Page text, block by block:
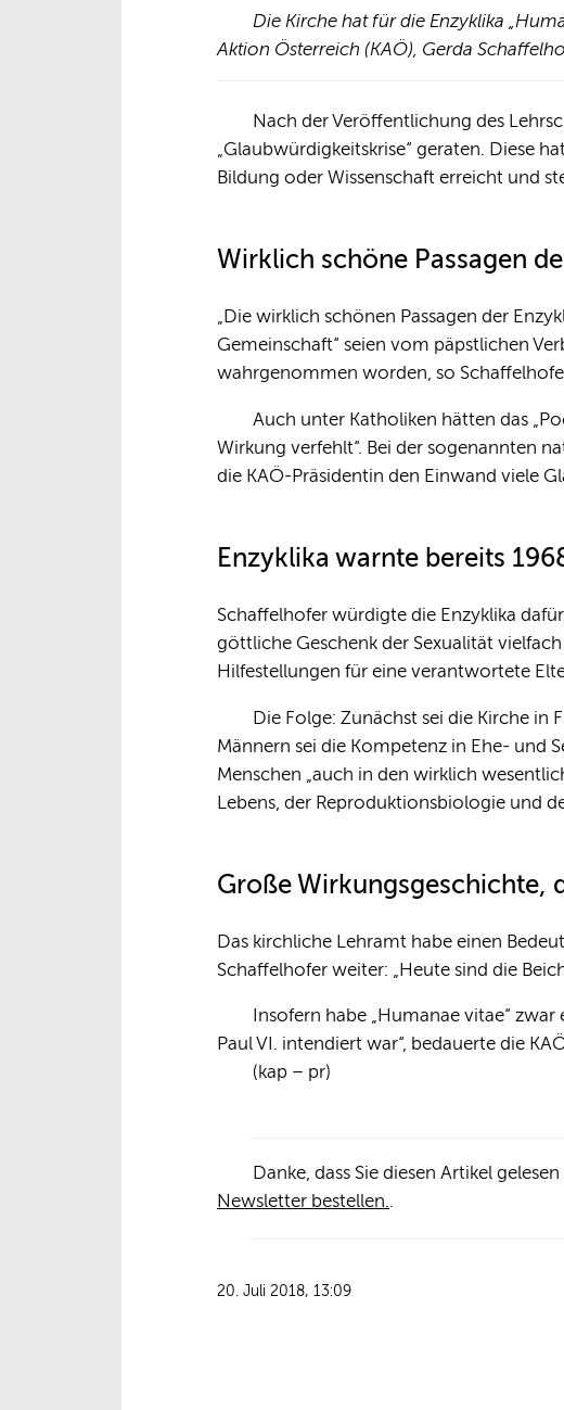
Die Kirche hat für die Enzyklika
Aktion Österreich (KAÖ), Gerda
Nach der Veröffentlichung des
„Glaubwürdigkeitskrise“ geraten. Diese
Bildung oder Wissenschaft erreicht und
Wirklich schöne Passagen
„Die wirklich schönen Passagen der
Gemeinschaft“ seien vom päpstlichen
wahrgenommen worden, so
Auch unter Katholiken hätten das
Wirkung verfehlt“. Bei der sogenannten
die KAÖ-Präsidentin den Einwand viele
Enzyklika warnte bereits
Schaffelhofer würdigte die Enzyklika
göttliche Geschenk der Sexualität
Hilfestellungen für eine verantwortete
Die Folge: Zunächst sei die Kirche
Männern sei die Kompetenz in Ehe- und
Menschen „auch in den wirklich
Lebens, der Reproduktionsbiologie und
Große Wirkungsgeschichte,
Das kirchliche Lehramt habe einen
Schaffelhofer weiter: „Heute sind die
Insofern habe „Humanae vitae“
Paul VI. intendiert war“, bedauerte die
(kap – pr)
Danke, dass Sie diesen Artikel
Newsletter bestellen..
20. Juli 2018, 13:09